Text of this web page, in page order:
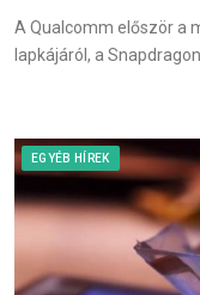
A Qualcomm először a
lapkájáról, a
EGYÉB HÍREK